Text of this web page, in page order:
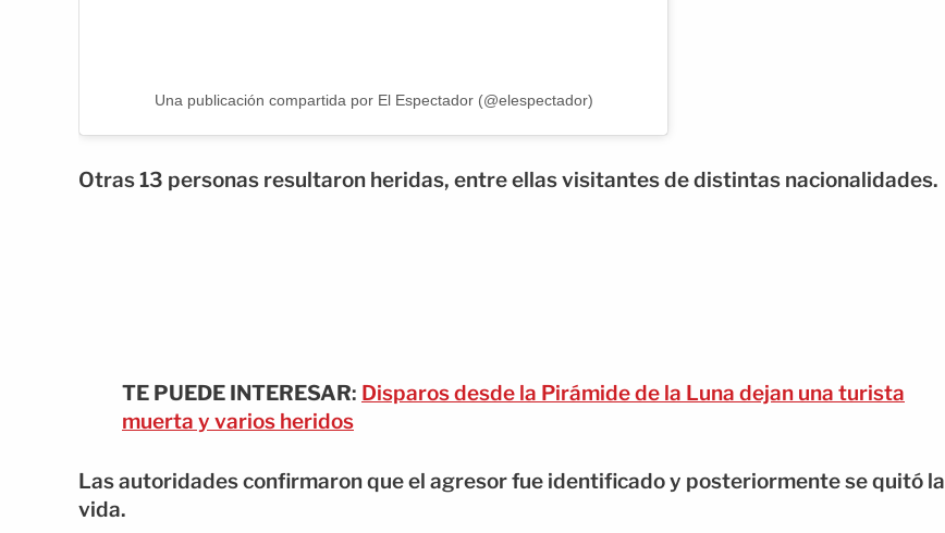
Una publicación compartida por El Espectador (@elespectador)
Otras 13 personas resultaron heridas, entre ellas visitantes de distintas nacionalidades.
TE PUEDE INTERESAR: Disparos desde la Pirámide de la Luna dejan una turista
muerta y varios heridos
Las autoridades confirmaron que el agresor fue identificado y posteriormente se quitó la
vida.